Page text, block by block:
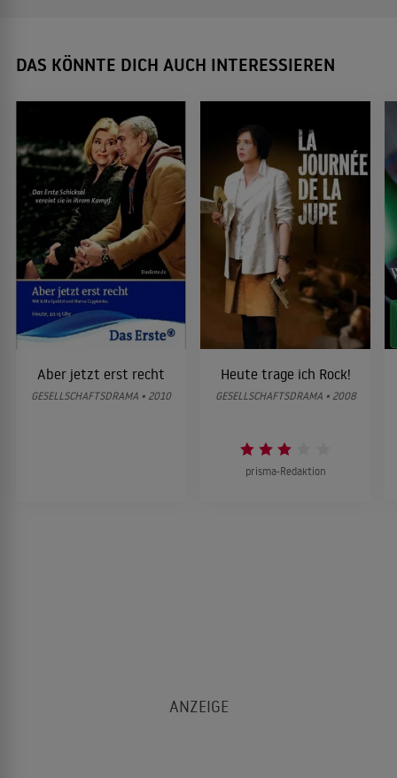
DAS KÖNNTE DICH AUCH INTERESSIEREN
Aber jetzt erst recht
GESELLSCHAFTSDRAMA • 2010
Heute trage ich Rock!
GESELLSCHAFTSDRAMA • 2008
prisma-Redaktion